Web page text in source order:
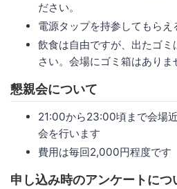
ださい。
電源タップを持参してもらえ
飲食は自由ですが、出たゴ
さい。会場にゴミ箱はありま
懇親会について
21:00から23:00頃まで会場
会を行います
費用は毎回2,000円程度です
申し込み時のアンケートにつ